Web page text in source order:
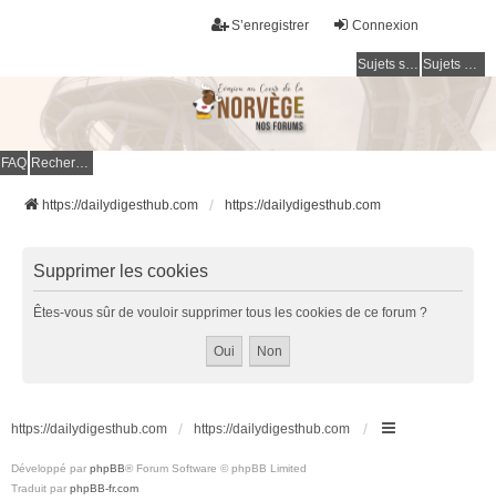
Connexion
S’enregistrer
Sujets sans réponse Sujets actifs
FAQ Rechercher
https://dailydigesthub.com https://dailydigesthub.com
Supprimer les cookies
Êtes-vous sûr de vouloir supprimer tous les cookies de ce forum ?
https://dailydigesthub.com https://dailydigesthub.com
Développé par phpBB® Forum Software © phpBB Limited
Traduit par phpBB-fr.com